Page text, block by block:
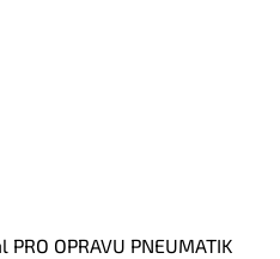
PRO OPRAVU PNEUMATIK